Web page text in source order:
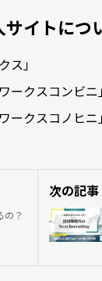
イトにつ
ス」
ークスコンビニ」
ークスコノヒニ」
の？
次の記事